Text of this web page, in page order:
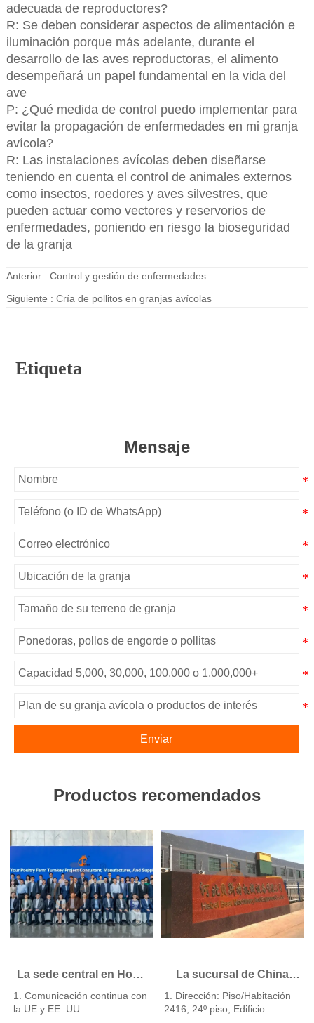
adecuada de reproductores?
R: Se deben considerar aspectos de alimentación e
iluminación porque más adelante, durante el
desarrollo de las aves reproductoras, el alimento
desempeñará un papel fundamental en la vida del
ave
P: ¿Qué medida de control puedo implementar para
evitar la propagación de enfermedades en mi granja
avícola?
R: Las instalaciones avícolas deben diseñarse
teniendo en cuenta el control de animales externos
como insectos, roedores y aves silvestres, que
pueden actuar como vectores y reservorios de
enfermedades, poniendo en riesgo la bioseguridad
de la granja
Anterior : Control y gestión de enfermedades
Siguiente : Cría de pollitos en granjas avícolas
Etiqueta
Mensaje
Enviar
Productos recomendados
La sede central en Hong
Kong ofrece soluciones
para granjas avícolas
1. Comunicación continua con
la UE y EE. UU.
La sucursal de China
ofrece un plan de
negocio para granjas
1. Dirección: Piso/Habitación
2416, 24º piso, Edificio